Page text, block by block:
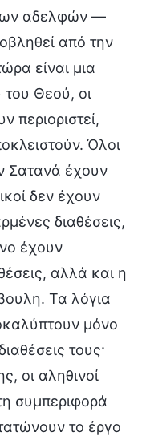
αδελφών —
από την
είναι μια
του Θεού, οι
περιοριστεί,
Όλοι
Σατανά έχουν
δεν έχουν
διαθέσεις,
έχουν
αλλά και η
Τα λόγια
μόνο
τους·
οι αληθινοί
συμπεριφορά
το έργο